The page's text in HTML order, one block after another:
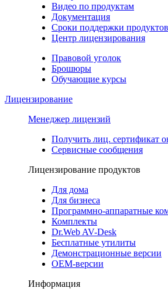
Видео по продуктам
Документация
Сроки поддержки продуктов
Центр лицензирования
Правовой уголок
Брошюры
Обучающие курсы
Лицензирование
Менеджер лицензий
Получить лиц. сертификат
Сервисные сообщения
Лицензирование продуктов
Для дома
Для бизнеса
Программно-аппаратные
Комплекты
Dr.Web AV-Desk
Бесплатные утилиты
Демонстрационные версии
ОЕМ-версии
Информация